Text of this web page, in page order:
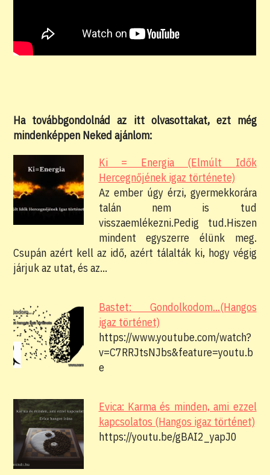
Ha továbbgondolnád az itt olvasottakat, ezt még
mindenképpen Neked ajánlom:
Ki = Energia (Elmúlt Idők
Hercegnőjének igaz története)
Az ember úgy érzi, gyermekkorára
talán nem is tud
visszaemlékezni.Pedig tud.Hiszen
mindent egyszerre élünk meg.
Csupán azért kell az idő, azért tálalták ki, hogy végig
járjuk az utat, és az…
Bastet: Gondolkodom...(Hangos
igaz történet)
https://www.youtube.com/watch?
v=C7RRJtsNJbs&feature=youtu.b
e
Evica: Karma és minden, ami ezzel
kapcsolatos (Hangos igaz történet)
https://youtu.be/gBAI2_yapJ0